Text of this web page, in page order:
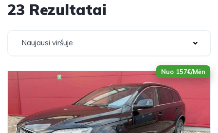
23 Rezultatai
Naujausi viršuje
Nuo 157€/Mėn